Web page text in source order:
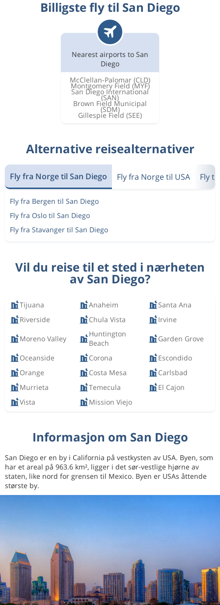
Billigste fly til San Diego
Nearest airports to San
Diego
McClellan-Palomar (CLD)
Montgomery Field (MYF)
San Diego International
(SAN)
Brown Field Municipal
(SDM)
Gillespie Field (SEE)
Alternative reisealternativer
Fly fra Norge til San Diego Fly fra Norge til USA Fly
Fly fra Bergen til San Diego
Fly fra Oslo til San Diego
Fly fra Stavanger til San Diego
Vil du reise til et sted i nærheten
av San Diego?
Tijuana Anaheim
Santa Ana
Riverside
Chula Vista Irvine
Moreno Valley
Huntington
Beach
Garden Grove
Oceanside Corona
Escondido
Orange
Costa Mesa
Carlsbad
Murrieta
Temecula
El Cajon
Vista
Mission Viejo
Informasjon om San Diego
San Diego er en by i California på vestkysten av USA. Byen, som
har et areal på 963.6 km², ligger i det sør-vestlige hjørne av
staten, like nord for grensen til Mexico. Byen er USAs åttende
største by.